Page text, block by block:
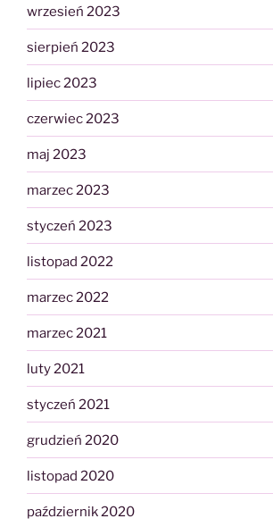
wrzesień 2023
sierpień 2023
lipiec 2023
czerwiec 2023
maj 2023
marzec 2023
styczeń 2023
listopad 2022
marzec 2022
marzec 2021
luty 2021
styczeń 2021
grudzień 2020
listopad 2020
październik 2020